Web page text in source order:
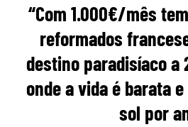
“Com 1.000€/mês
reformados
destino paradisíaco a
onde a vida é barata
sol por